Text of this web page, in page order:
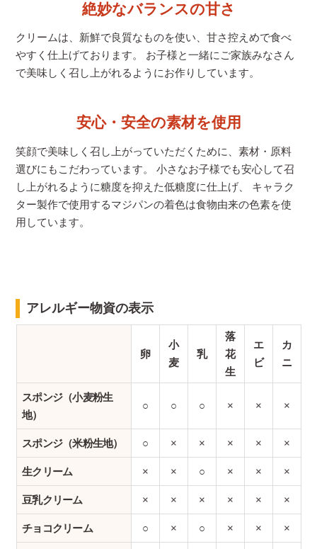
絶妙なバランスの甘さ
クリームは、新鮮で良質なものを使い、甘さ控えめで食べ
やすく仕上げております。 お子様と一緒にご家族みなさん
で美味しく召し上がれるようにお作りしています。
安心・安全の素材を使用
笑顔で美味しく召し上がっていただくために、素材・原料
選びにもこだわっています。 小さなお子様でも安心して召
し上がれるように糖度を抑えた低糖度に仕上げ、 キャラク
ター製作で使用するマジパンの着色は食物由来の色素を使
用しています。
アレルギー物資の表示
卵
小
麦
乳
落
花
生
エ
ビ
カ
ニ
スポンジ（小麦粉生
地）
○ ○ ○ × × ×
スポンジ（米粉生地） ○ × × × × ×
生クリーム × × ○ × × ×
豆乳クリーム × × × × × ×
チョコクリーム ○ × ○ × × ×